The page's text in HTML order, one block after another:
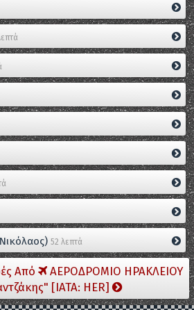
52 λεπτά
Από
ΑΕΡΟΔΡΟΜΙΟ ΗΡΑΚΛΕΙΟΥ
[IATA: HER]